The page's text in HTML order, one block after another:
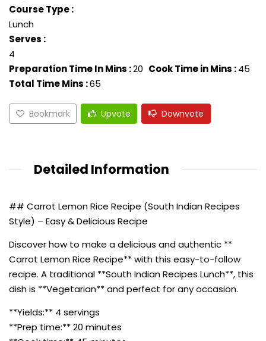
Course Type :
Lunch
Serves :
4
Preparation Time In Mins :20 Cook Time in Mins :45
Total Time Mins :65
Bookmark Upvote Downvote
Detailed Information
## Carrot Lemon Rice Recipe (South Indian Recipes
Style) – Easy & Delicious Recipe
Discover how to make a delicious and authentic **
Carrot Lemon Rice Recipe** with this easy-to-follow
recipe. A traditional **South Indian Recipes Lunch**, this
dish is **Vegetarian** and perfect for any occasion.
**Yields:** 4 servings
**Prep time:** 20 minutes